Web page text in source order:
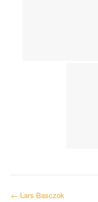
Post
← Lars Basczok